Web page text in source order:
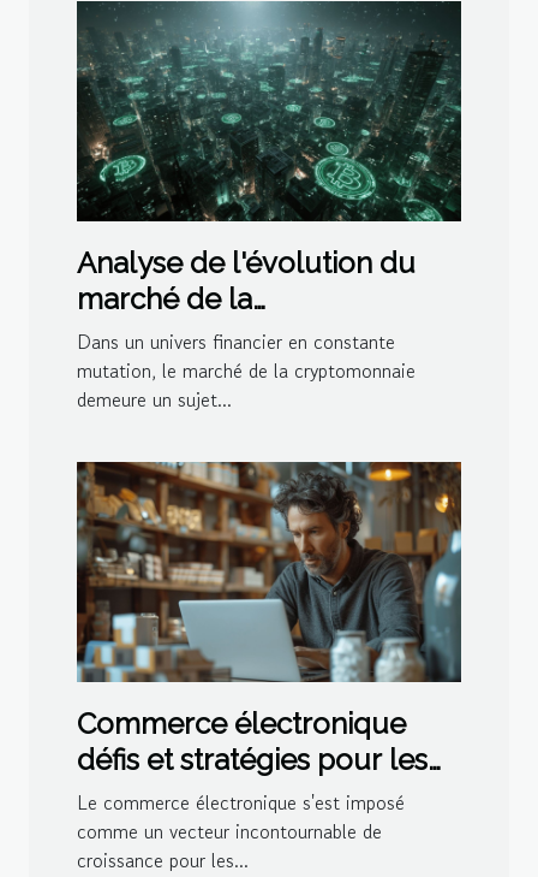
Analyse de l'évolution du
marché de la
cryptomonnaie impacts et
opportunités
Dans un univers financier en constante
mutation, le marché de la cryptomonnaie
demeure un sujet...
Commerce électronique
défis et stratégies pour les
petites entreprises
Le commerce électronique s'est imposé
comme un vecteur incontournable de
croissance pour les...